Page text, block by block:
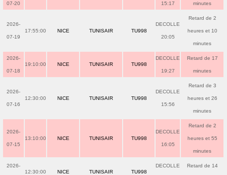
07-20 15:17 minutes
2026-
07-19
17:55:00 NICE TUNISAIR TU998
DECOLLE
20:05
Retard de 2
heures et 10
minutes
2026-
07-18
19:10:00 NICE TUNISAIR TU998
DECOLLE
19:27
Retard de 17
minutes
2026-
07-16
12:30:00 NICE TUNISAIR TU998
DECOLLE
15:56
Retard de 3
heures et 26
minutes
2026-
07-15
13:10:00 NICE TUNISAIR TU998
DECOLLE
16:05
Retard de 2
heures et 55
minutes
2026-
12:30:00 NICE TUNISAIR TU998
DECOLLE Retard de 14